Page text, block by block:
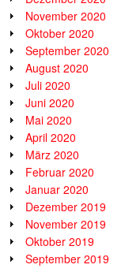
November 2020
Oktober 2020
September 2020
August 2020
Juli 2020
Juni 2020
Mai 2020
April 2020
März 2020
Februar 2020
Januar 2020
Dezember 2019
November 2019
Oktober 2019
September 2019